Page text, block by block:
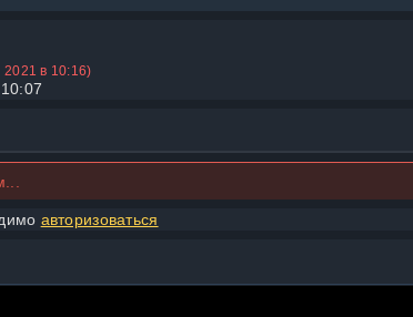
2021 в 10:16)
авторизоваться